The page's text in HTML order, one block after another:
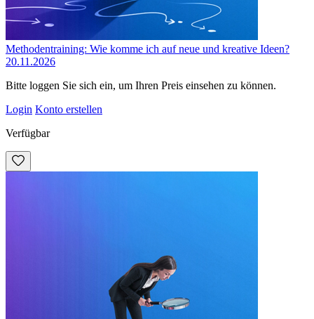
Methodentraining: Wie komme ich auf neue und kreative Ideen?
20.11.2026
Bitte loggen Sie sich ein, um Ihren Preis einsehen zu können.
Login Konto erstellen
Verfügbar